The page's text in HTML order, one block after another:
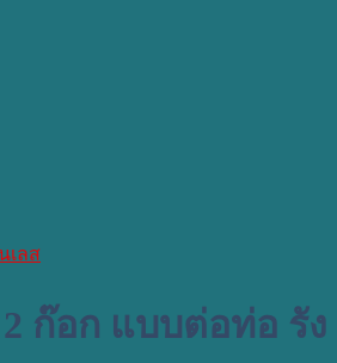
เลส
ก๊อก แบบต่อท่อ รัง